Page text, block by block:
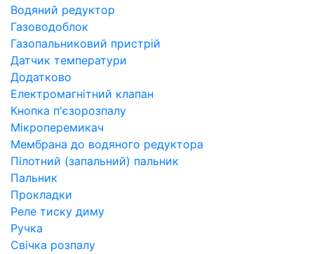
Водяний редуктор
Газоводоблок
Газопальниковий пристрій
Датчик температури
Додатково
Електромагнітний клапан
Кнопка п'єзорозпалу
Мікроперемикач
Мембрана до водяного редуктора
Пілотний (запальний) пальник
Пальник
Прокладки
Реле тиску диму
Ручка
Свічка розпалу